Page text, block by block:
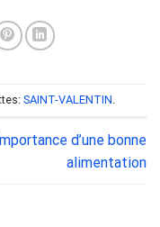
SAINT-VALENTIN
d’une bonne
alimentation